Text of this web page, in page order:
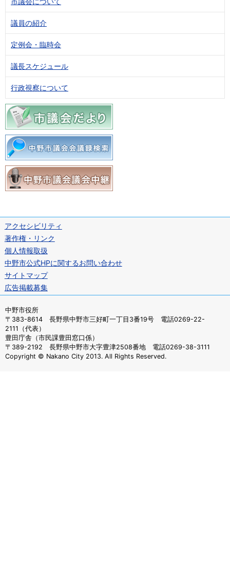
議員の紹介
定例会・臨時会
議長スケジュール
行政視察について
アクセシビリティ
著作権・リンク
個人情報取扱
中野市公式HPに関するお問い合わせ
サイトマップ
広告掲載募集
中野市役所
〒383-8614 長野県中野市三好町一丁目3番19号 電話0269-22-
2111（代表）
豊田庁舎（市民課豊田窓口係）
〒389-2192 長野県中野市大字豊津2508番地 電話0269-38-3111
Copyright © Nakano City 2013. All Rights Reserved.